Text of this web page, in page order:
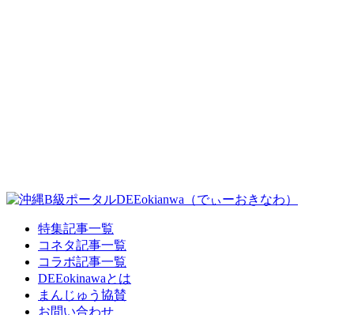
特集記事一覧
コネタ記事一覧
コラボ記事一覧
DEEokinawaとは
まんじゅう協賛
お問い合わせ